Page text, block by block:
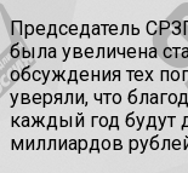
Председатель
была увеличена
обсуждения тех
уверяли, что
каждый год будут
миллиардов